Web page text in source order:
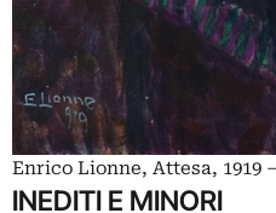
Enrico Lionne, Attesa, 1919
INEDITI E MINORI